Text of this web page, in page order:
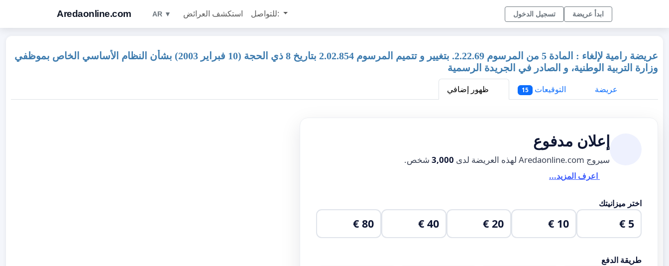
Aredaonline.com AR ▼ استكشف العرائض للتواصل: تسجيل الدخول ابدأ عريضة
عريضة رامية لإلغاء : المادة 5 من المرسوم 2.22.69. بتغيير و تتميم المرسوم 2.02.854 بتاريخ 8 ذي الحجة (10 فبراير 2003) بشأن النظام الأساسي الخاص بموظفي
وزارة التربية الوطنية، و الصادر في الجريدة الرسمية
عريضة
التوقيعات 15 ظهور إضافي
إعلان مدفوع
سيروج Aredaonline.com لهذه العريضة لدى 3,000 شخص.
اعرف المزيد...
اختر ميزانيتك
5 €
10 €
20 €
40 €
80 €
طريقة الدفع